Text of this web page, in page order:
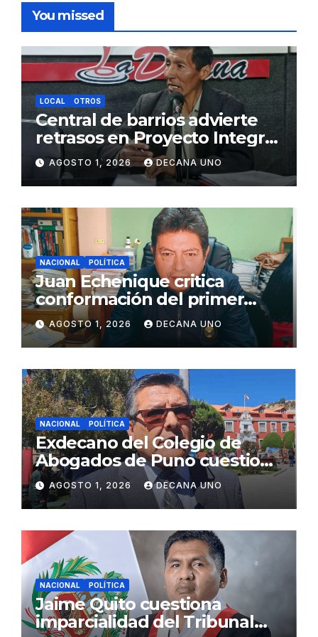
You missed
LOCAL OTROS
Central de barrios advierte
retrasos en Proyecto Integral
de Agua y Alcantarillado para
Juliaca
AGOSTO 1, 2026 DECANA UNO
NACIONAL POLÍTICA
Juan Echenique critica
conformación del primer
gabinete ministerial de Keiko
Fujimori
AGOSTO 1, 2026 DECANA UNO
NACIONAL POLÍTICA
Exdecano del Colegio de
Abogados de Puno cuestiona
propuestas sobre seguridad
ciudadana
AGOSTO 1, 2026 DECANA UNO
NACIONAL POLÍTICA
Jaime Quito cuestiona
imparcialidad del Tribunal